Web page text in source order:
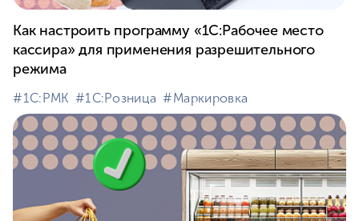
Как настроить программу «1С:Рабочее место
кассира» для применения разрешительного
режима
#⁣1С:РМК #⁣1С:Розница #⁣Маркировка